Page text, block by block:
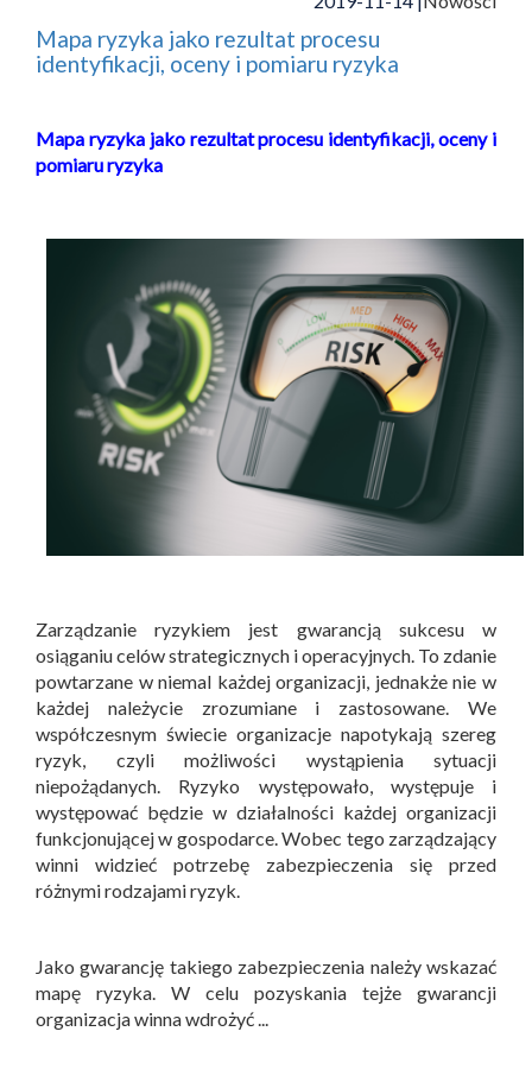
Mapa ryzyka jako rezultat procesu
identyfikacji, oceny i pomiaru ryzyka
Mapa ryzyka jako rezultat procesu identyfikacji, oceny i
pomiaru ryzyka
Zarządzanie ryzykiem jest gwarancją sukcesu w
osiąganiu celów strategicznych i operacyjnych. To zdanie
powtarzane w niemal każdej organizacji, jednakże nie w
każdej należycie zrozumiane i zastosowane. We
współczesnym świecie organizacje napotykają szereg
ryzyk, czyli możliwości wystąpienia sytuacji
niepożądanych. Ryzyko występowało, występuje i
występować będzie w działalności każdej organizacji
funkcjonującej w gospodarce. Wobec tego zarządzający
winni widzieć potrzebę zabezpieczenia się przed
różnymi rodzajami ryzyk.
Jako gwarancję takiego zabezpieczenia należy wskazać
mapę ryzyka. W celu pozyskania tejże gwarancji
organizacja winna wdrożyć ...